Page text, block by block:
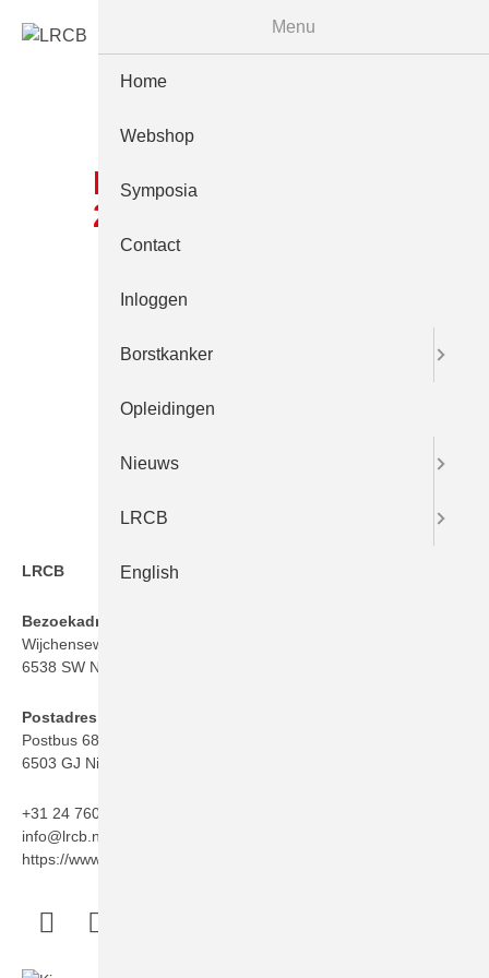
LRCB Symposium
26sept 8823
LRCB
Bezoekadres
Wijchenseweg 101
6538 SW Nijmegen
Postadres
Postbus 6873
6503 GJ Nijmegen
+31 24 760 06 50
info@lrcb.nl
https://www.lrcb.nl
Menu
Home
Webshop
Symposia
Contact
Inloggen
Borstkanker
Opleidingen
Nieuws
LRCB
English